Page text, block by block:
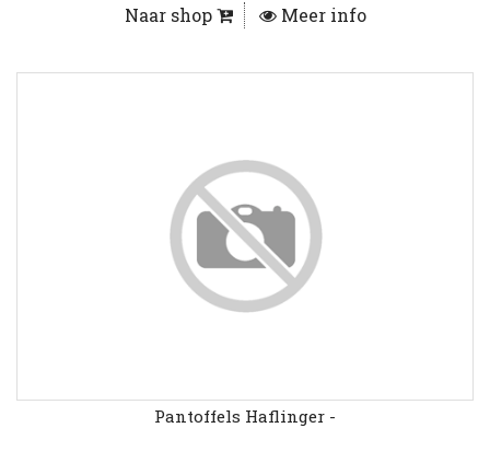
Naar shop Meer info
Pantoffels Haflinger -